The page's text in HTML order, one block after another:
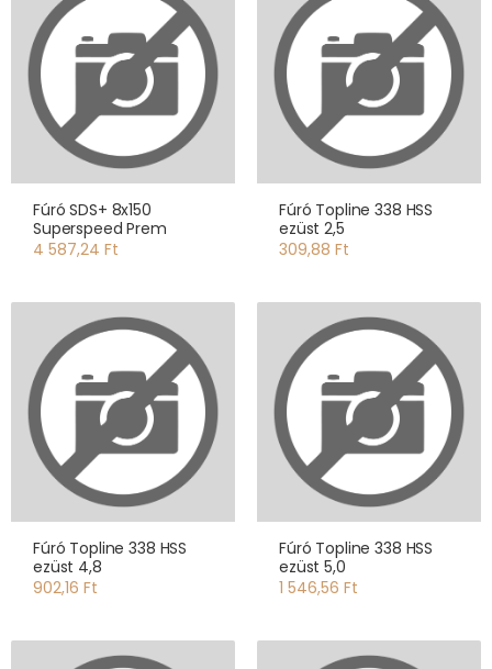
Fúró SDS+ 8x150
Superspeed Prem
4 587,24 Ft
Fúró Topline 338 HSS
ezüst 2,5
309,88 Ft
Fúró Topline 338 HSS
ezüst 4,8
902,16 Ft
Fúró Topline 338 HSS
ezüst 5,0
1 546,56 Ft